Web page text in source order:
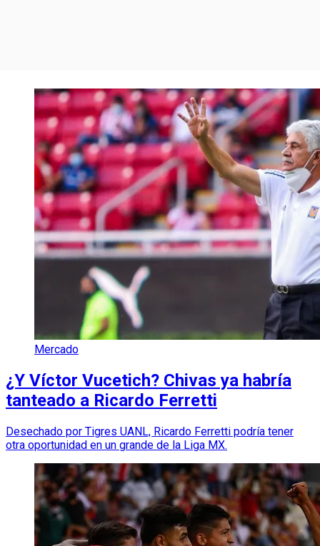
Mercado
¿Y Víctor Vucetich? Chivas ya habría
tanteado a Ricardo Ferretti
Desechado por Tigres UANL, Ricardo Ferretti podría tener
otra oportunidad en un grande de la Liga MX.